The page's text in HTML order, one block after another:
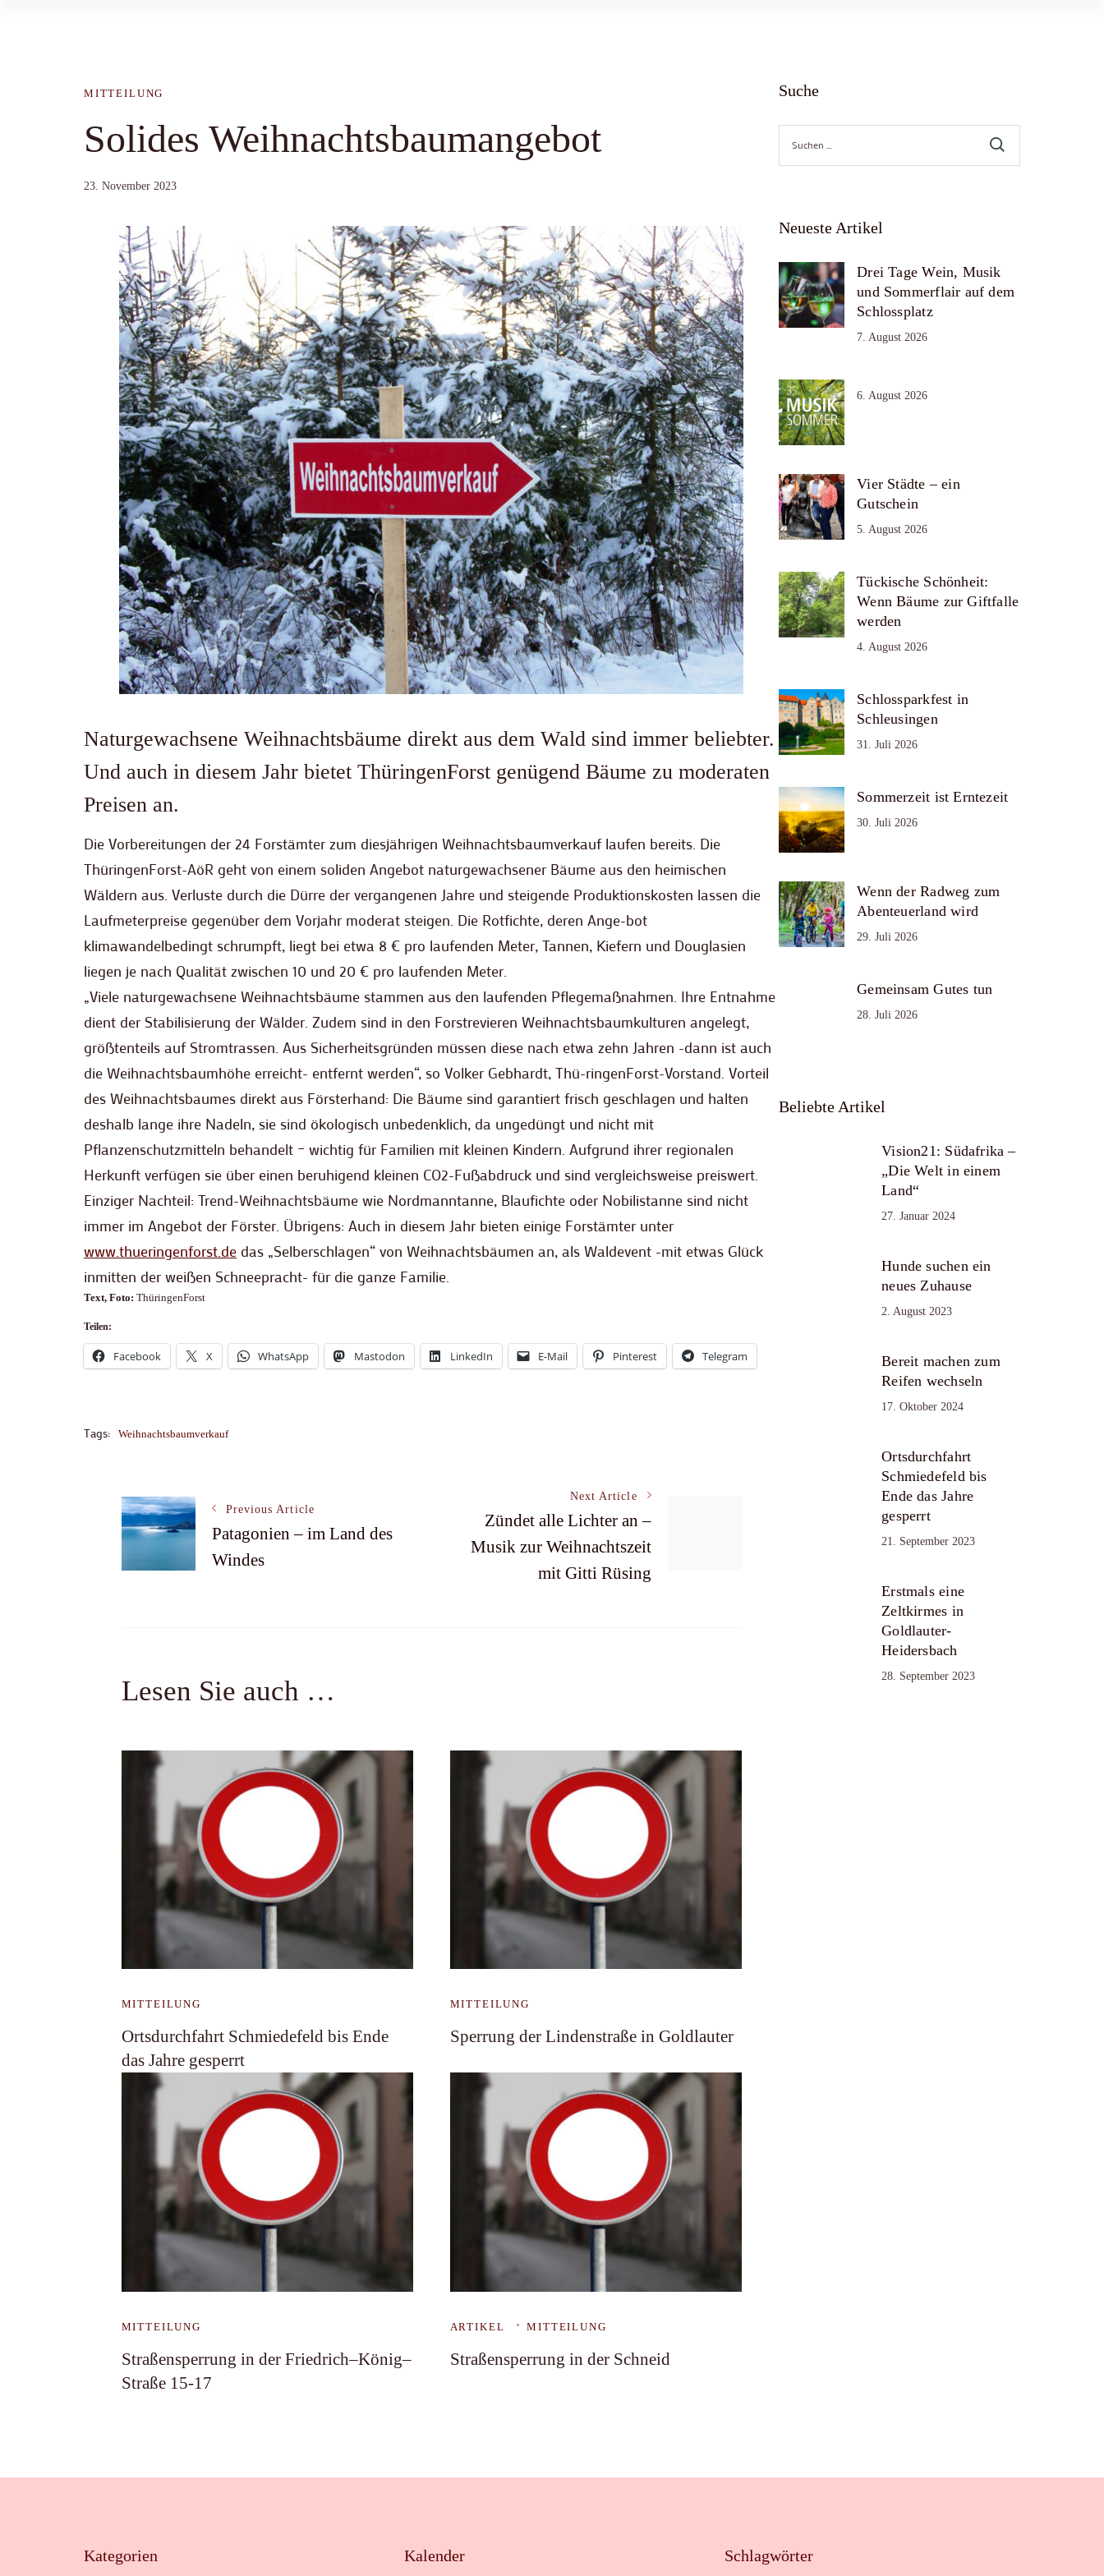
MITTEILUNG
Solides Weihnachtsbaumangebot
23. November 2023
Naturgewachsene Weihnachtsbäume direkt aus dem Wald sind immer beliebter.
Und auch in diesem Jahr bietet ThüringenForst genügend Bäume zu moderaten
Preisen an.
Die Vorbereitungen der 24 Forstämter zum diesjährigen Weihnachtsbaumverkauf laufen bereits. Die
ThüringenForst-AöR geht von einem soliden Angebot naturgewachsener Bäume aus den heimischen
Wäldern aus. Verluste durch die Dürre der vergangenen Jahre und steigende Produktionskosten lassen die
Laufmeterpreise gegenüber dem Vorjahr moderat steigen. Die Rotfichte, deren Ange-bot
klimawandelbedingt schrumpft, liegt bei etwa 8 € pro laufenden Meter, Tannen, Kiefern und Douglasien
liegen je nach Qualität zwischen 10 und 20 € pro laufenden Meter.
„Viele naturgewachsene Weihnachtsbäume stammen aus den laufenden Pflegemaßnahmen. Ihre Entnahme
dient der Stabilisierung der Wälder. Zudem sind in den Forstrevieren Weihnachtsbaumkulturen angelegt,
größtenteils auf Stromtrassen. Aus Sicherheitsgründen müssen diese nach etwa zehn Jahren -dann ist auch
die Weihnachtsbaumhöhe erreicht- entfernt werden“, so Volker Gebhardt, Thü-ringenForst-Vorstand. Vorteil
des Weihnachtsbaumes direkt aus Försterhand: Die Bäume sind garantiert frisch geschlagen und halten
deshalb lange ihre Nadeln, sie sind ökologisch unbedenklich, da ungedüngt und nicht mit
Pflanzenschutzmitteln behandelt – wichtig für Familien mit kleinen Kindern. Aufgrund ihrer regionalen
Herkunft verfügen sie über einen beruhigend kleinen CO2-Fußabdruck und sind vergleichsweise preiswert.
Einziger Nachteil: Trend-Weihnachtsbäume wie Nordmanntanne, Blaufichte oder Nobilistanne sind nicht
immer im Angebot der Förster. Übrigens: Auch in diesem Jahr bieten einige Forstämter unter
www.thueringenforst.de das „Selberschlagen“ von Weihnachtsbäumen an, als Waldevent -mit etwas Glück
inmitten der weißen Schneepracht- für die ganze Familie.
Text, Foto: ThüringenForst
Teilen:
Facebook X WhatsApp Mastodon LinkedIn E-Mail Pinterest Telegram
Tags: Weihnachtsbaumverkauf
Post
Navigation
Previous Article
Patagonien – im Land des
Windes
Next Article
Zündet alle Lichter an –
Musik zur Weihnachtszeit
mit Gitti Rüsing
Lesen Sie auch …
MITTEILUNG
Ortsdurchfahrt Schmiedefeld bis Ende
das Jahre gesperrt
MITTEILUNG
Sperrung der Lindenstraße in Goldlauter
MITTEILUNG
Straßensperrung in der Friedrich–König–
Straße 15-17
ARTIKEL MITTEILUNG
Straßensperrung in der Schneid
Suche
Suche
nach:
Neueste Artikel
Drei Tage Wein, Musik
und Sommerflair auf dem
Schlossplatz
7. August 2026
6. August 2026
Vier Städte – ein
Gutschein
5. August 2026
Tückische Schönheit:
Wenn Bäume zur Giftfalle
werden
4. August 2026
Schlossparkfest in
Schleusingen
31. Juli 2026
Sommerzeit ist Erntezeit
30. Juli 2026
Wenn der Radweg zum
Abenteuerland wird
29. Juli 2026
Gemeinsam Gutes tun
28. Juli 2026
Beliebte Artikel
Vision21: Südafrika –
„Die Welt in einem
Land“
27. Januar 2024
Hunde suchen ein
neues Zuhause
2. August 2023
Bereit machen zum
Reifen wechseln
17. Oktober 2024
Ortsdurchfahrt
Schmiedefeld bis
Ende das Jahre
gesperrt
21. September 2023
Erstmals eine
Zeltkirmes in
Goldlauter-
Heidersbach
28. September 2023
Kategorien Kalender Schlagwörter